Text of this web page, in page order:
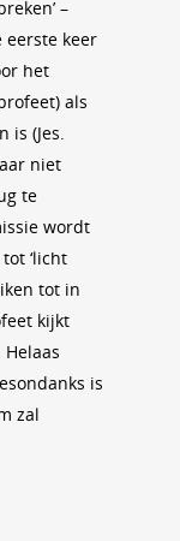
–
eerste keer
het
als
is (Jes.
niet
te
wordt
‘licht
tot in
kijkt
is
zal